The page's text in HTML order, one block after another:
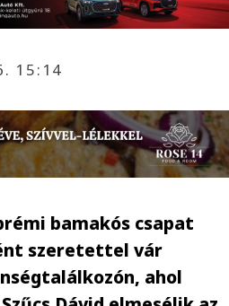
15:14
bamakós csapat
szeretettel vár
ahol